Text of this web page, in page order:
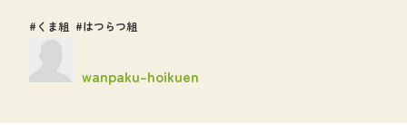
くま組 はつらつ組
wanpaku-hoikuen